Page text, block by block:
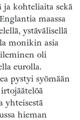
ja kohteliaita sekä
maassa
ystävälisellä
monikin asia
oli
eurolla.
pystyi syömään
yhteisestä
hieman